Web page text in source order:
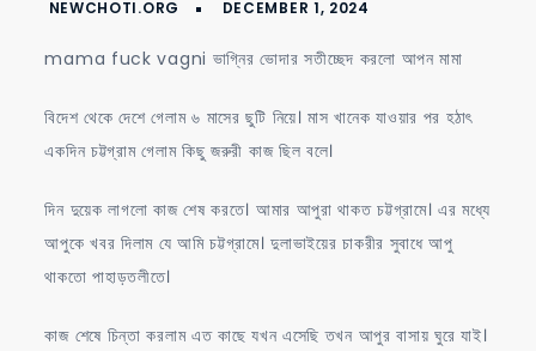
ভাগ্নির
করলো
mama fuck vagni ভাগ্নির ভোদার সতীচ্ছেদ করলো আপন মামা
বিদেশ থেকে দেশে গেলাম ৬ মাসের ছুটি নিয়ে। মাস খানেক যাওয়ার পর হঠাৎ
একদিন চট্টগ্রাম গেলাম কিছু জরুরী কাজ ছিল বলে।
দিন দুয়েক লাগলো কাজ শেষ করতে। আমার আপুরা থাকত চট্টগ্রামে। এর মধ্যে
আপুকে খবর দিলাম যে আমি চট্টগ্রামে। দুলাভাইয়ের চাকরীর সুবাধে আপু
থাকতো পাহাড়তলীতে।
কাজ শেষে চিন্তা করলাম এত কাছে যখন এসেছি তখন আপুর বাসায় ঘুরে যাই।